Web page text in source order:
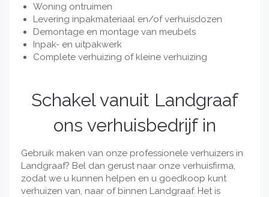
Woning ontruimen
Levering inpakmateriaal en/of verhuisdozen
Demontage en montage van meubels
Inpak- en uitpakwerk
Complete verhuizing of kleine verhuizing
Schakel vanuit Landgraaf
ons verhuisbedrijf in
Gebruik maken van onze professionele verhuizers in
Landgraaf? Bel dan gerust naar onze verhuisfirma,
zodat we u kunnen helpen en u goedkoop kunt
verhuizen van, naar of binnen Landgraaf. Het is